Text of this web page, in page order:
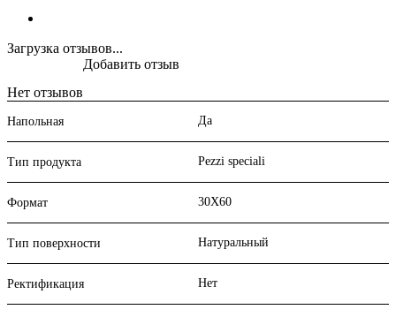
Загрузка отзывов...
Нет отзывов
Добавить отзыв
Напольная Да
Тип продукта Pezzi speciali
Формат 30X60
Тип поверхности Натуральный
Ректификация Нет